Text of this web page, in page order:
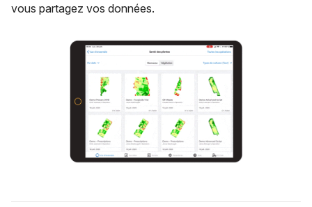
vous partagez vos données.